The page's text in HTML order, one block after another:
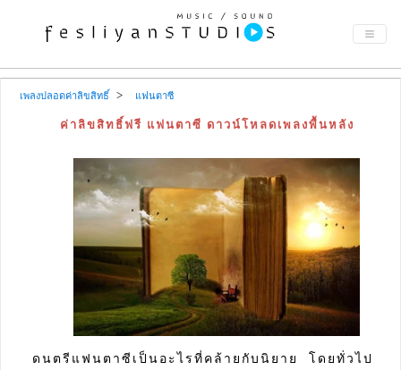
เพลงปลอดค่าลิขสิทธิ์ แฟนตาซี
ค่าลิขสิทธิ์ฟรี แฟนตาซี ดาวน์โหลดเพลงพื้นหลัง
ดนตรีแฟนตาซีเป็นอะไรที่คล้ายกับนิยาย โดยทั่วไป